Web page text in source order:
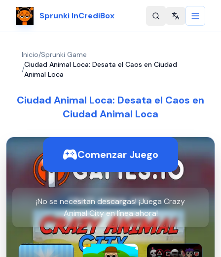
Sprunki InCrediBox Change
Inicio/Sprunki Game
/
Ciudad Animal Loca: Desata el Caos en Ciudad
Animal Loca
Ciudad Animal Loca: Desata el Caos en
Ciudad Animal Loca
Comenzar Juego
¡No se necesitan descargas! ¡Juega Crazy
Animal City en línea ahora!